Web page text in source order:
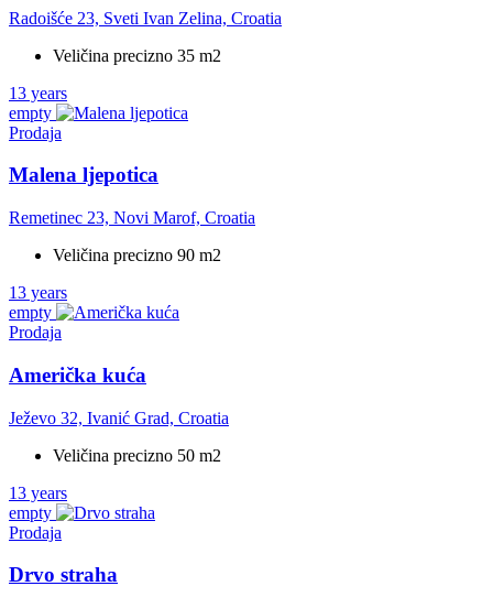
Radoišće 23, Sveti Ivan Zelina, Croatia
Veličina precizno 35 m2
13 years
empty
Prodaja
Malena ljepotica
Remetinec 23, Novi Marof, Croatia
Veličina precizno 90 m2
13 years
empty
Prodaja
Američka kuća
Ježevo 32, Ivanić Grad, Croatia
Veličina precizno 50 m2
13 years
empty
Prodaja
Drvo straha